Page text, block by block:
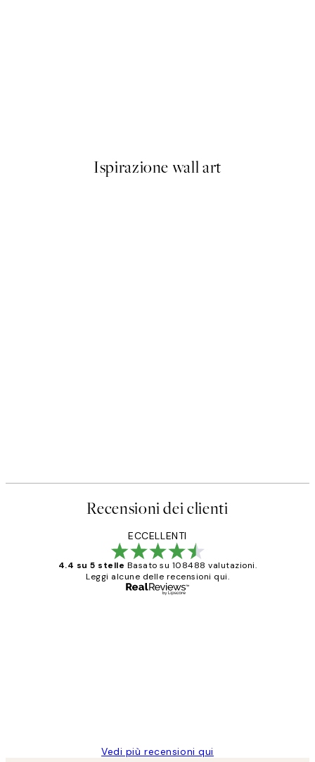
Ispirazione wall art
Recensioni dei clienti
ECCELLENTI
4.4 su 5 stelle Basato su 108488 valutazioni.
Leggi alcune delle recensioni qui.
Vedi più recensioni qui